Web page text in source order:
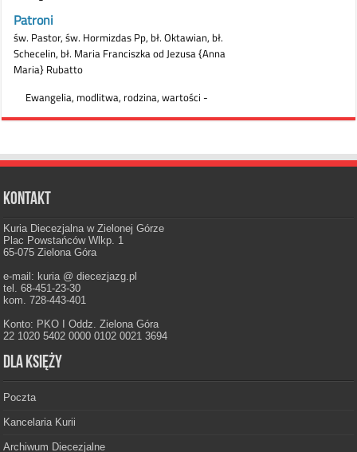
Kontakt
Kuria Diecezjalna w Zielonej Górze
Plac Powstańców Wlkp. 1
65-075 Zielona Góra
e-mail: kuria @ diecezjazg.pl
tel. 68-451-23-30
kom. 728-443-401
Konto: PKO I Oddz. Zielona Góra
22 1020 5402 0000 0102 0021 3694
Dla księży
Poczta
Kancelaria Kurii
Archiwum Diecezjalne